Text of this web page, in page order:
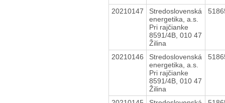
20210147
Stredoslovenská
energetika, a.s.
Pri rajčianke
8591/4B, 010 47
Žilina
20210146
Stredoslovenská
energetika, a.s.
Pri rajčianke
8591/4B, 010 47
Žilina